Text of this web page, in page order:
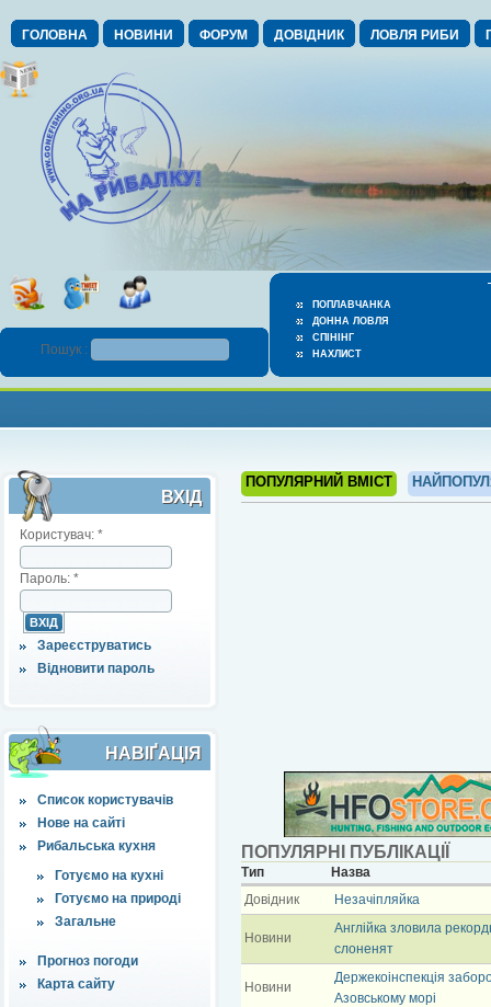
ГОЛОВНА НОВИНИ ФОРУМ ДОВІДНИК ЛОВЛЯ РИБИ
ПОПЛАВЧАНКА
ДОННА ЛОВЛЯ
СПІНІНГ
НАХЛИСТ
Пошук :
ВХІД
Користувач: *
Пароль: *
Зареєструватись
Відновити пароль
НАВІҐАЦІЯ
Список користувачів
Нове на сайті
Рибальська кухня
Готуємо на кухні
Готуємо на природі
Загальне
Прогноз погоди
Карта сайту
ПОПУЛЯРНИЙ ВМІСТ
ПОПУЛЯРНІ ПУБЛІКАЦІЇ
Тип
Назва
Довідник
Незачіпляйка
Новини
Англійка зловила
слоненят
Новини
Держекоінспекція
Азовському морі